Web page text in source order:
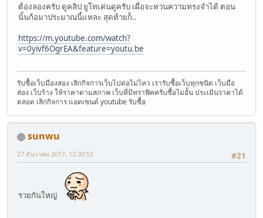
ต้องลองครับ ดูคลิป ยูโทเค่นดูครับ เผื่อจะหวนความทรงจำได้ ตอน
นั้นก้อมาประมาณนี้แหละ สุดท้ายก็..
https://m.youtube.com/watch?
v=0yivf6OgrEA&feature=youtu.be
รับซื้อเว็บมืองสอง เลิกกิจการเว็บไปต่อไม่ไหว เรารับซื้อเว็บทุกชนิด เว็บมือ
สอง เว็บร้าง ให้ราคาตามสภาพ เว็บที่มีทราฟิคครับซื้อไม่อั้น ประเมินราคาได้
ตลอด เลิกกิจการ แอดเซนต์ youtube รับซื้อ
sunwu
#21
27 ธันวาคม 2017, 12:30:52
รวยกันใหญ่